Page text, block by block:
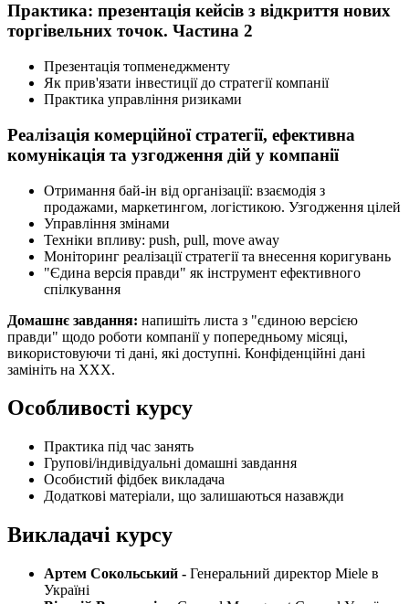
Практика: презентація кейсів з відкриття нових
торгівельних точок. Частина 2
Презентація топменеджменту
Як прив'язати інвестиції до стратегії компанії
Практика управління ризиками
Реалізація комерційної стратегії, ефективна
комунікація та узгодження дій у компанії
Отримання бай-ін від організації: взаємодія з
продажами, маркетингом, логістикою. Узгодження цілей
Управління змінами
Техніки впливу: push, pull, move away
Моніторинг реалізації стратегії та внесення коригувань
"Єдина версія правди" як інструмент ефективного
спілкування
Домашнє завдання: напишіть листа з "єдиною версією
правди" щодо роботи компанії у попередньому місяці,
використовуючи ті дані, які доступні. Конфіденційні дані
замініть на ХХХ.
Особливості курсу
Практика під час занять
Групові/індивідуальні домашні завдання
Особистий фідбек викладача
Додаткові матеріали, що залишаються назавжди
Викладачі курсу
Артем Сокольський - Генеральний директор Miele в
Україні